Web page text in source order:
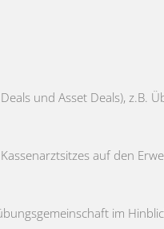
und Asset Deals), z.B.
auf den
im